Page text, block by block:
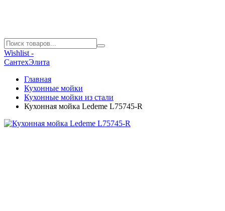
Wishlist -
СантехЭлита
Главная
Кухонные мойки
Кухонные мойки из стали
Кухонная мойка Ledeme L75745-R